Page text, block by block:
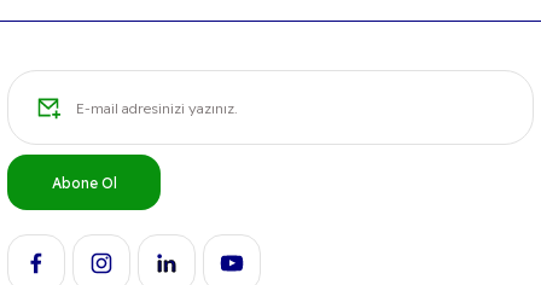
Ürün açıklamasında eksik bilgiler bulunuyor.
Ürün bilgilerinde hatalar bulunuyor.
Bu ürüne benzer farklı alternatifler olmalı.
Abone Ol